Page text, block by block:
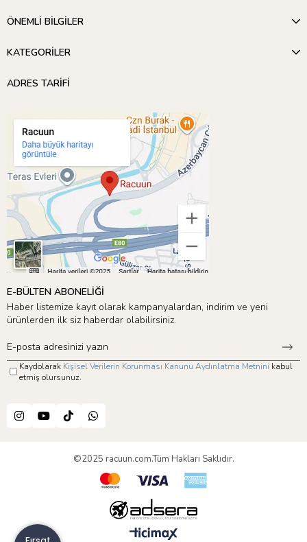
ÖNEMLİ BİLGİLER
KATEGORİLER
ADRES TARİFİ
E-BÜLTEN ABONELİĞİ
Haber listemize kayıt olarak kampanyalardan, indirim ve yeni
ürünlerden ilk siz haberdar olabilirsiniz.
Kaydolarak Kişisel Verilerin Korunması Kanunu Aydınlatma Metnini kabul
etmiş olursunuz.
©2025 racuun.com.Tüm Hakları Saklıdır.